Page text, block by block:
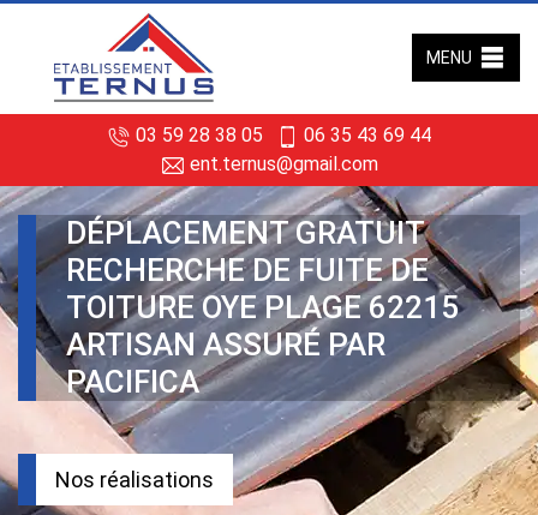
03 59 28 38 05
06 35 43 69 44
ent.ternus@gmail.com
MENU
DÉPLACEMENT GRATUIT
RECHERCHE DE FUITE DE
TOITURE OYE PLAGE 62215
ARTISAN ASSURÉ PAR
PACIFICA
Nos réalisations